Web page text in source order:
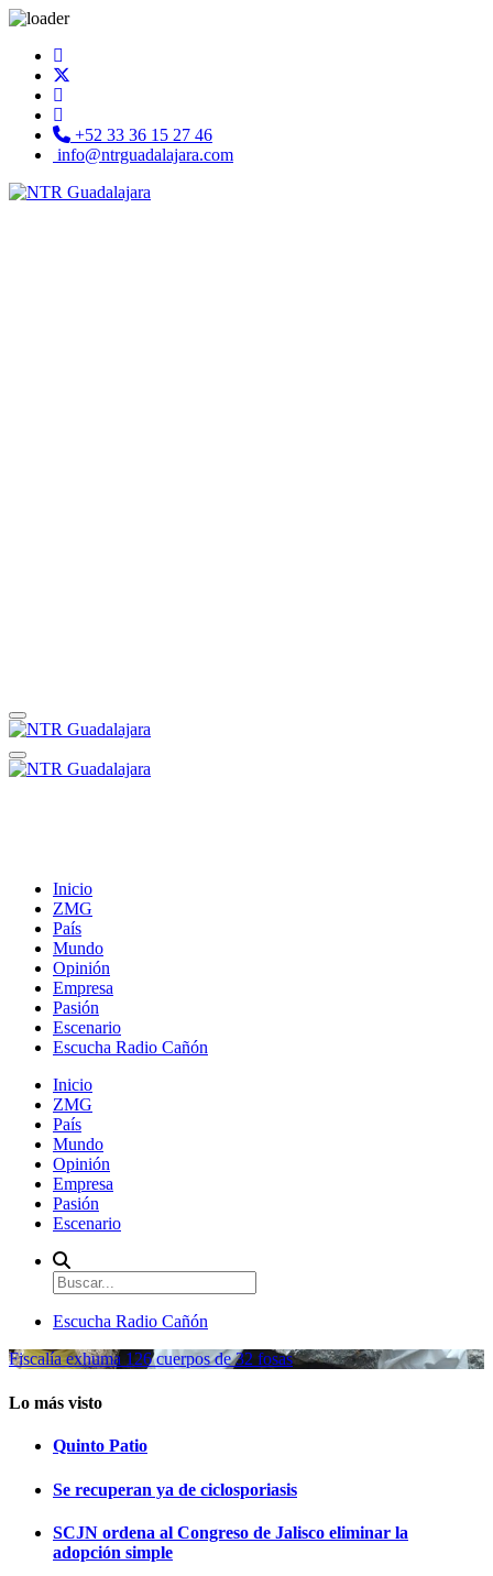
+52 33 36 15 27 46
info@ntrguadalajara.com
Inicio
ZMG
País
Mundo
Opinión
Empresa
Pasión
Escenario
Escucha Radio Cañón
Inicio
ZMG
País
Mundo
Opinión
Empresa
Pasión
Escenario
Escucha Radio Cañón
Fiscalía exhuma 126 cuerpos de 32 fosas
Lo más visto
Quinto Patio
Se recuperan ya de ciclosporiasis
SCJN ordena al Congreso de Jalisco eliminar la
adopción simple